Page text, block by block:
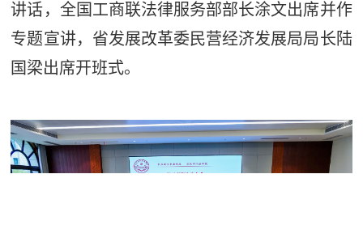
讲话，全国工商联法律服务部部长涂文出席并作
专题宣讲，省发展改革委民营经济发展局局长陆
国梁出席开班式。